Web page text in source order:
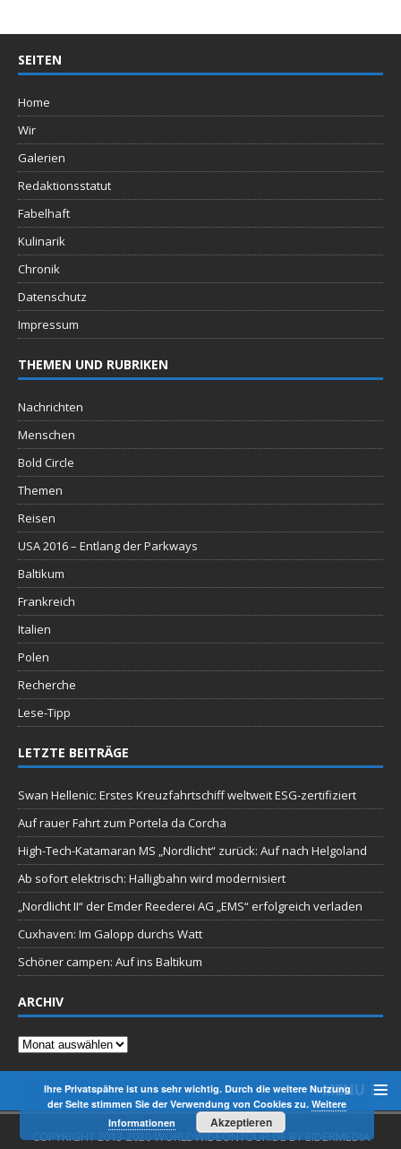
SEITEN
Home
Wir
Galerien
Redaktionsstatut
Fabelhaft
Kulinarik
Chronik
Datenschutz
Impressum
THEMEN UND RUBRIKEN
Nachrichten
Menschen
Bold Circle
Themen
Reisen
USA 2016 – Entlang der Parkways
Baltikum
Frankreich
Italien
Polen
Recherche
Lese-Tipp
LETZTE BEITRÄGE
Swan Hellenic: Erstes Kreuzfahrtschiff weltweit ESG-zertifiziert
Auf rauer Fahrt zum Portela da Corcha
High-Tech-Katamaran MS „Nordlicht“ zurück: Auf nach Helgoland
Ab sofort elektrisch: Halligbahn wird modernisiert
„Nordlicht II“ der Emder Reederei AG „EMS“ erfolgreich verladen
Cuxhaven: Im Galopp durchs Watt
Schöner campen: Auf ins Baltikum
ARCHIV
Archiv
MENU
COPYRIGHT 2013-2020 WORLDWIDEONTOUR.DE BY EIDERMEDIA
Ihre Privatspähre ist uns sehr wichtig. Durch die weitere Nutzung
der Seite stimmen Sie der Verwendung von Cookies zu.Weitere
Informationen
Akzeptieren